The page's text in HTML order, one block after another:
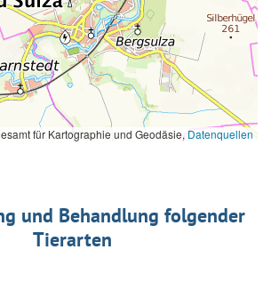
für Kartographie und Geodäsie, Datenquellen
und Behandlung folgender
Tierarten